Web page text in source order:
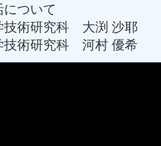
ついて
技術研究科 大渕 沙耶
研究科 河村 優希